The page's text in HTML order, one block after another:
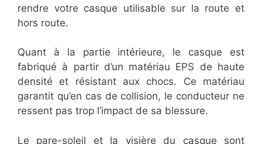
rendre votre casque utilisable sur la route et
hors route.
Quant à la partie intérieure, le casque est
fabriqué à partir d’un matériau EPS de haute
densité et résistant aux chocs. Ce matériau
garantit qu’en cas de collision, le conducteur ne
ressent pas trop l’impact de sa blessure.
Le pare-soleil et la visière du casque sont